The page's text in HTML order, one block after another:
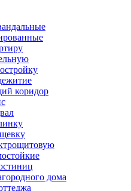
коридор
дома